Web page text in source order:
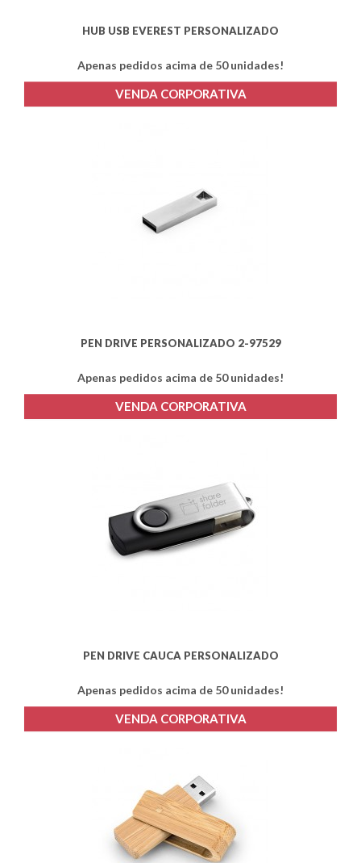
HUB USB EVEREST PERSONALIZADO
Apenas pedidos acima de 50 unidades!
VENDA CORPORATIVA
PEN DRIVE PERSONALIZADO 2-97529
Apenas pedidos acima de 50 unidades!
VENDA CORPORATIVA
PEN DRIVE CAUCA PERSONALIZADO
Apenas pedidos acima de 50 unidades!
VENDA CORPORATIVA